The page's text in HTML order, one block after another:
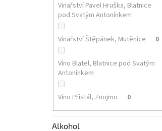
Vinařství Pavel Hruška, Blatnice
pod Svatým Antonínkem
Vinařství Štěpánek, Mutěnice 0
Víno Blatel, Blatnice pod Svatým
Antonínkem
Víno Přistál, Znojmo 0
Alkohol